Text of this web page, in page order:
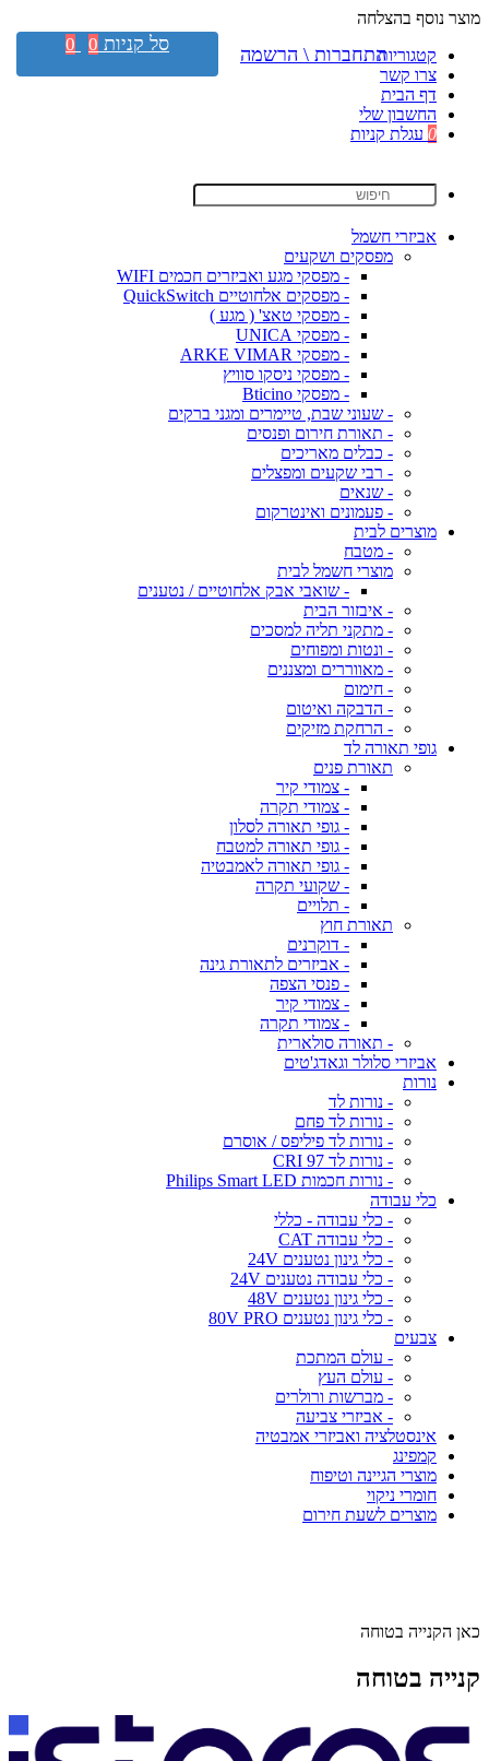
מוצר נוסף בהצלחה
קטגוריות
צרו קשר
דף הבית
החשבון שלי
0 עגלת קניות
אביזרי חשמל
מפסקים ושקעים
- מפסקי מגע ואביזרים חכמים WIFI
- מפסקים אלחוטיים QuickSwitch
- מפסקי טאצ' ( מגע )
- מפסקי UNICA
- מפסקי ARKE VIMAR
- מפסקי ניסקו סוויץ
- מפסקי Bticino
- שעוני שבת, טיימרים ומגני ברקים
- תאורת חירום ופנסים
- כבלים מאריכים
- רבי שקעים ומפצלים
- שנאים
- פעמונים ואינטרקום
מוצרים לבית
- מטבח
מוצרי חשמל לבית
- שואבי אבק אלחוטיים / נטענים
- איבזור הבית
- מתקני תליה למסכים
- ונטות ומפוחים
- מאווררים ומצננים
- חימום
- הדבקה ואיטום
- הרחקת מזיקים
גופי תאורה לד
תאורת פנים
- צמודי קיר
- צמודי תקרה
- גופי תאורה לסלון
- גופי תאורה למטבח
- גופי תאורה לאמבטיה
- שקועי תקרה
- תלויים
תאורת חוץ
- דוקרנים
- אביזרים לתאורת גינה
- פנסי הצפה
- צמודי קיר
- צמודי תקרה
- תאורה סולארית
אביזרי סלולר וגאדג'טים
נורות
- נורות לד
- נורות לד פחם
- נורות לד פיליפס / אוסרם
- נורות לד CRI 97
- נורות חכמות Philips Smart LED
כלי עבודה
- כלי עבודה - כללי
- כלי עבודה CAT
- כלי גינון נטענים 24V
- כלי עבודה נטענים 24V
- כלי גינון נטענים 48V
- כלי גינון נטענים 80V PRO
צבעים
- עולם המתכת
- עולם העץ
- מברשות ורולרים
- אביזרי צביעה
אינסטלציה ואביזרי אמבטיה
קמפינג
מוצרי הגיינה וטיפוח
חומרי ניקוי
מוצרים לשעת חירום
כאן הקנייה בטוחה
קנייה בטוחה
התחברות \ הרשמה סל קניות 0
0